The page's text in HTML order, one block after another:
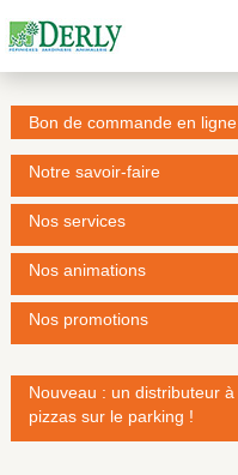
Bon de commande en ligne
Notre savoir-faire
Nos services
Nos animations
Nos promotions
Nouveau : un distributeur à
pizzas sur le parking !